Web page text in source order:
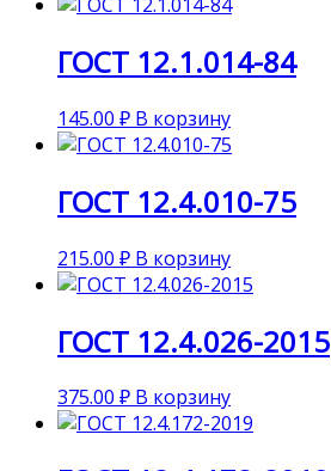
ГОСТ 12.1.014-84
145.00 ₽ В корзину
ГОСТ 12.4.010-75
215.00 ₽ В корзину
ГОСТ 12.4.026-2015
375.00 ₽ В корзину